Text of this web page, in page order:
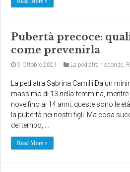
Pubertà precoce:
come prevenirla
9 Ottobre 2021 La pediatra risponde,
La pediatra Sabrina Camilli Da un
massimo di 13 nella femmina,
nove fino ai 14 anni: queste sono le
la pubertà nei nostri figli. Ma cosa
del tempo, …
Read More »